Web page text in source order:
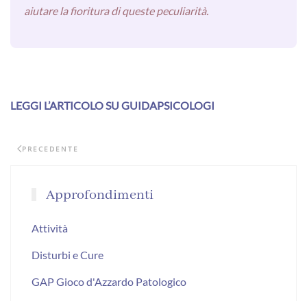
aiutare la fioritura di queste peculiarità.
LEGGI L’ARTICOLO SU GUIDAPSICOLOGI
PRECEDENTE
Approfondimenti
Attività
Disturbi e Cure
GAP Gioco d'Azzardo Patologico